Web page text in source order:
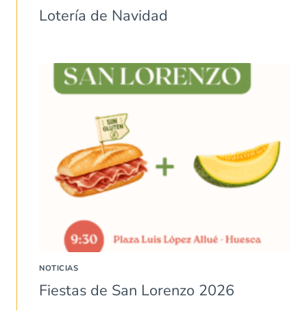
Lotería de Navidad
NOTICIAS
Fiestas de San Lorenzo 2026